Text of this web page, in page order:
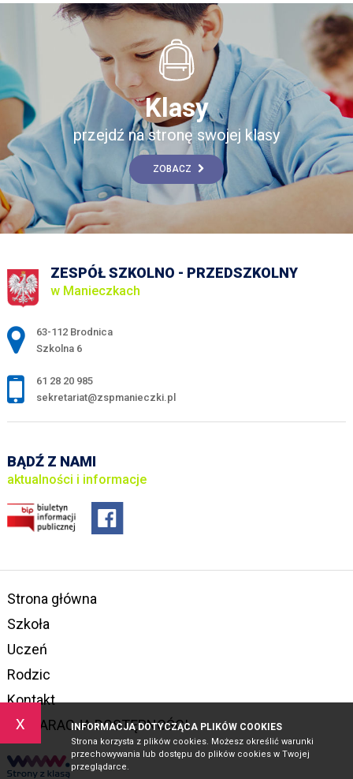
x INFORMACJA DOTYCZĄCA PLIKÓW COOKIES
Strona korzysta z plików cookies. Możesz określić warunki
przechowywania lub dostępu do plików cookies w Twojej
przeglądarce.
Klasy
przejdź na stronę swojej klasy
ZOBACZ
ZESPÓŁ SZKOLNO - PRZEDSZKOLNY
w Manieczkach
Adres pocztowy:
63-112 Brodnica
Szkolna 6
61 28 20 985
sekretariat@zspmanieczki.pl
BĄDŹ Z NAMI
aktualności i informacje
Strona główna
Szkoła
Uczeń
Rodzic
Kontakt
DEKLARACJA DOSTĘPNOŚCI